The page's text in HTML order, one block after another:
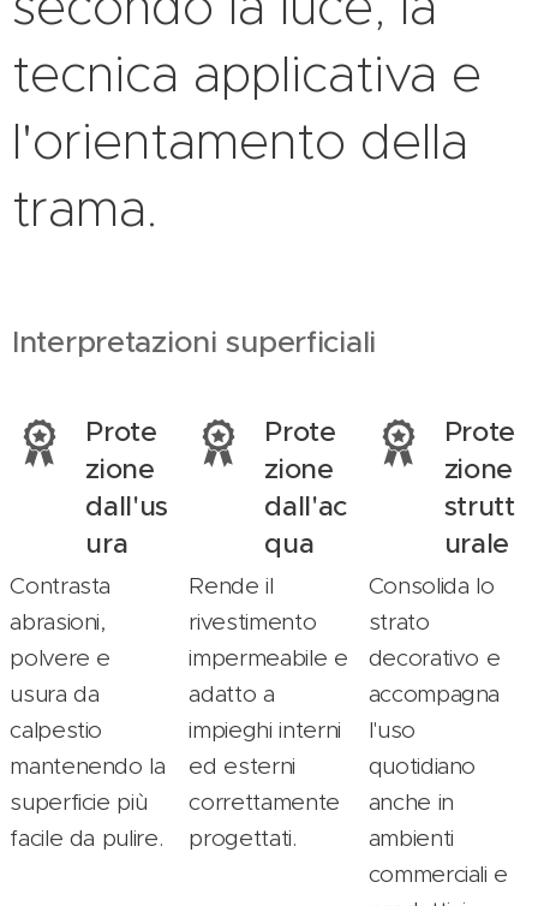
tecnica applicativa e
l'orientamento della
trama.
Interpretazioni superficiali
Prote
zione
dall'us
ura
Contrasta
abrasioni,
polvere e
usura da
calpestio
mantenendo la
superficie più
facile da pulire.
Prote
zione
dall'ac
qua
Rende il
rivestimento
impermeabile e
adatto a
impieghi interni
ed esterni
correttamente
progettati.
Prote
zione
strutt
urale
Consolida lo
strato
decorativo e
accompagna
l'uso
quotidiano
anche in
ambienti
commerciali e